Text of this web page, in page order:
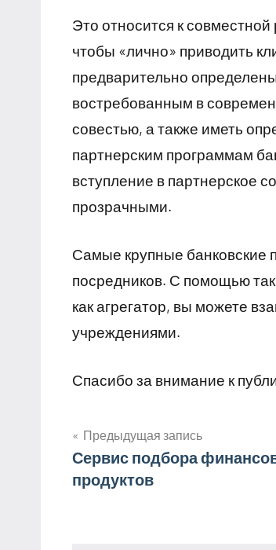
Это относится к
чтобы «лично» приводить
предварительно
востребованным в
совестью, а также иметь
партнерским программам
вступление в партнерское
прозрачными.
Самые крупные банковские
посредников. С помощью
как агрегатор, вы можете
учреждениями.
Спасибо за внимание к
Навигация
по
Предыдущая запись
Сервис подбора
продуктов